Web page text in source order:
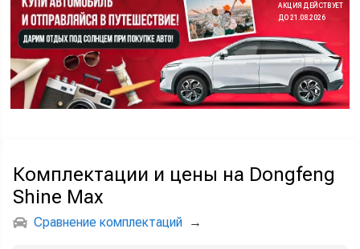
АКЦИЯ ДЕЙСТВУЕТ
ДО 21.08.2026
Комплектации и цены на Dongfeng
Shine Max
Сравнение комплектаций →